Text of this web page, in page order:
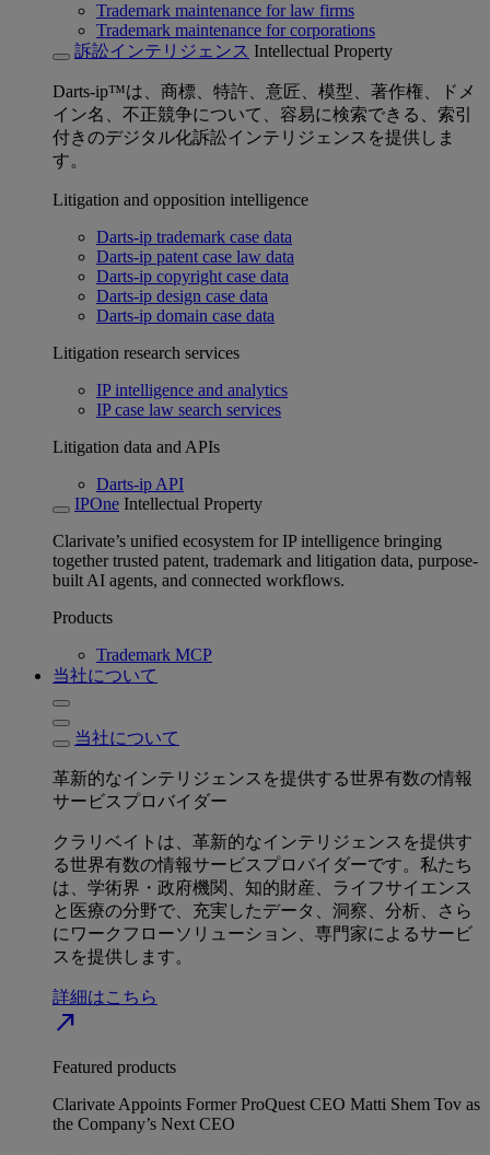
Trademark maintenance for law firms
Trademark maintenance for corporations
訴訟インテリジェンス Intellectual Property
Darts-ip™は、商標、特許、意匠、模型、著作権、ドメ
イン名、不正競争について、容易に検索できる、索引
付きのデジタル化訴訟インテリジェンスを提供しま
す。
Litigation and opposition intelligence
Darts-ip trademark case data
Darts-ip patent case law data
Darts-ip copyright case data
Darts-ip design case data
Darts-ip domain case data
Litigation research services
IP intelligence and analytics
IP case law search services
Litigation data and APIs
Darts-ip API
IPOne Intellectual Property
Clarivate’s unified ecosystem for IP intelligence bringing
together trusted patent, trademark and litigation data, purpose-
built AI agents, and connected workflows.
Products
Trademark MCP
当社について
当社について
革新的なインテリジェンスを提供する世界有数の情報
サービスプロバイダー
クラリベイトは、革新的なインテリジェンスを提供す
る世界有数の情報サービスプロバイダーです。私たち
は、学術界・政府機関、知的財産、ライフサイエンス
と医療の分野で、充実したデータ、洞察、分析、さら
にワークフローソリューション、専門家によるサービ
スを提供します。
詳細はこちら
north_east
Featured products
Clarivate Appoints Former ProQuest CEO Matti Shem Tov as
the Company’s Next CEO